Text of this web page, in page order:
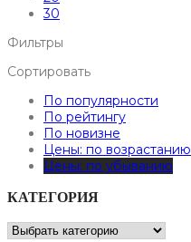
30
Фильтры
Сортировать
По популярности
По рейтингу
По новизне
Цены: по возрастанию
Цены: по убыванию
КАТЕГОРИЯ